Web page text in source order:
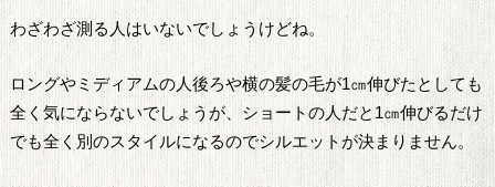
わざわざ測る人はいないでしょうけどね。
ロングやミディアムの人後ろや横の髪の毛が1㎝伸びたとしても
全く気にならないでしょうが、ショートの人だと1㎝伸びるだけ
でも全く別のスタイルになるのでシルエットが決まりません。